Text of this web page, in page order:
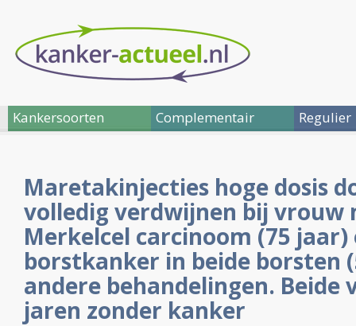
Kankersoorten Complementair Regulier
Maretakinjecties hoge dosis
volledig verdwijnen bij vrouw
Merkelcel carcinoom (75
borstkanker in beide borsten
andere behandelingen. Beide
jaren zonder kanker